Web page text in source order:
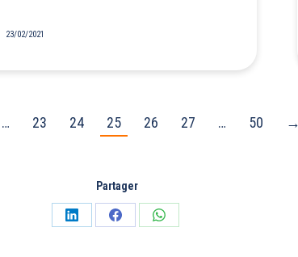
23/02/2021
… 23 24 25 26 27 … 50
Partager
PartagerPartagerPartager